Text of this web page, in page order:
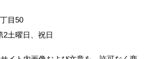
丁目50
2土曜日、祝日